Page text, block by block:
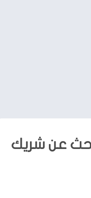
عن شريك